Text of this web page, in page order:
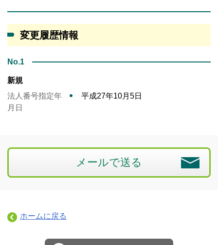
変更履歴情報
No.1
新規
法人番号指定年
月日
平成27年10月5日
メールで送る
ホームに戻る